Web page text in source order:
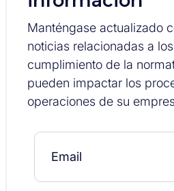
Manténgase actualizado
noticias relacionadas a
cumplimiento de la
pueden impactar los
operaciones de su